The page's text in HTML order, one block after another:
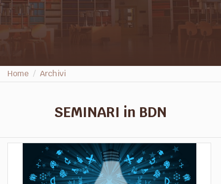
Home Archivi
SEMINARI in BDN